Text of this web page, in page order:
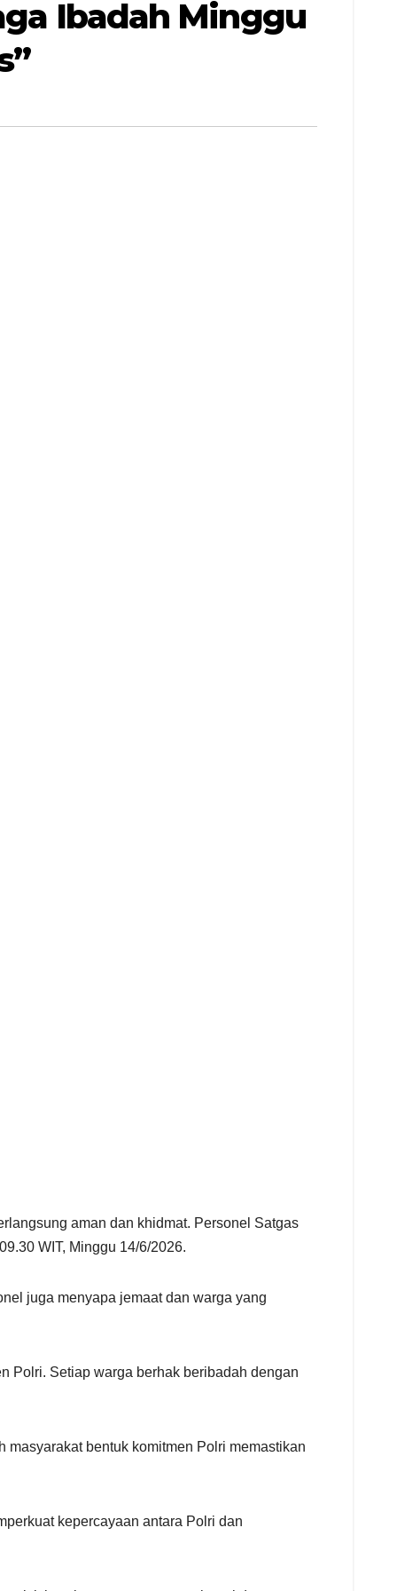
Ibadah Minggu
aman dan khidmat. Personel Satgas
WIT, Minggu 14/6/2026.
juga menyapa jemaat dan warga yang
Polri. Setiap warga berhak beribadah dengan
bentuk komitmen Polri memastikan
kepercayaan antara Polri dan